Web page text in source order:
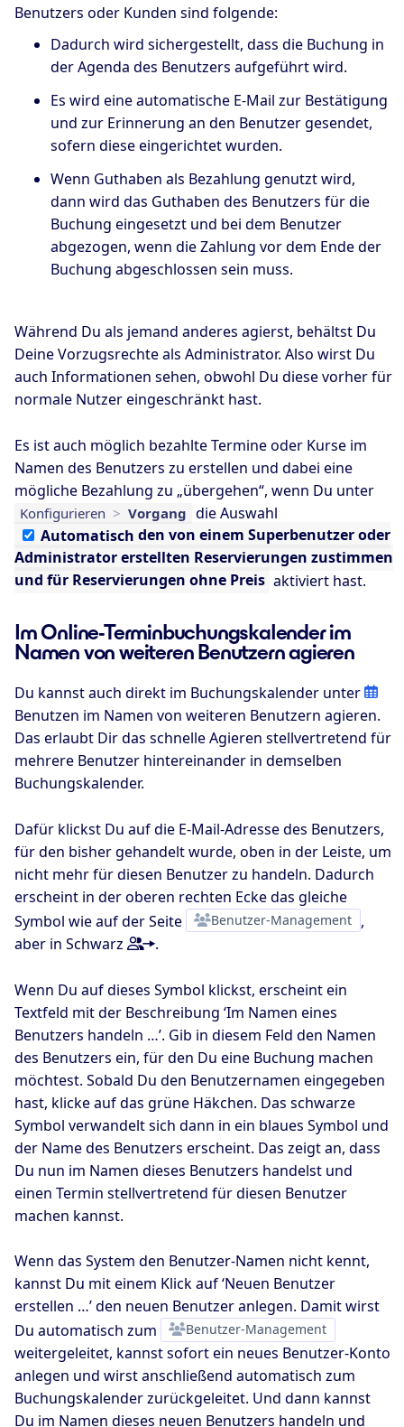
Benutzers oder Kunden sind folgende:
Dadurch wird sichergestellt, dass die Buchung in
der Agenda des Benutzers aufgeführt wird.
Es wird eine automatische E-Mail zur Bestätigung
und zur Erinnerung an den Benutzer gesendet,
sofern diese eingerichtet wurden.
Wenn Guthaben als Bezahlung genutzt wird,
dann wird das Guthaben des Benutzers für die
Buchung eingesetzt und bei dem Benutzer
abgezogen, wenn die Zahlung vor dem Ende der
Buchung abgeschlossen sein muss.
Während Du als jemand anderes agierst, behältst Du
Deine Vorzugsrechte als Administrator. Also wirst Du
auch Informationen sehen, obwohl Du diese vorher für
normale Nutzer eingeschränkt hast.
Es ist auch möglich bezahlte Termine oder Kurse im
Namen des Benutzers zu erstellen und dabei eine
mögliche Bezahlung zu „übergehen“, wenn Du unter
Konfigurieren > Vorgang die Auswahl
Automatisch den von einem Superbenutzer oder
Administrator erstellten Reservierungen zustimmen
und für Reservierungen ohne Preis aktiviert hast.
Im Online-Terminbuchungskalender im
Namen von weiteren Benutzern agieren
Du kannst auch direkt im Buchungskalender unter
Benutzen im Namen von weiteren Benutzern agieren.
Das erlaubt Dir das schnelle Agieren stellvertretend für
mehrere Benutzer hintereinander in demselben
Buchungskalender.
Dafür klickst Du auf die E-Mail-Adresse des Benutzers,
für den bisher gehandelt wurde, oben in der Leiste, um
nicht mehr für diesen Benutzer zu handeln. Dadurch
erscheint in der oberen rechten Ecke das gleiche
Symbol wie auf der Seite
Benutzer-Management ,
aber in Schwarz
.
Wenn Du auf dieses Symbol klickst, erscheint ein
Textfeld mit der Beschreibung ‘Im Namen eines
Benutzers handeln …’. Gib in diesem Feld den Namen
des Benutzers ein, für den Du eine Buchung machen
möchtest. Sobald Du den Benutzernamen eingegeben
hast, klicke auf das grüne Häkchen. Das schwarze
Symbol verwandelt sich dann in ein blaues Symbol und
der Name des Benutzers erscheint. Das zeigt an, dass
Du nun im Namen dieses Benutzers handelst und
einen Termin stellvertretend für diesen Benutzer
machen kannst.
Wenn das System den Benutzer-Namen nicht kennt,
kannst Du mit einem Klick auf ‘Neuen Benutzer
erstellen …’ den neuen Benutzer anlegen. Damit wirst
Du automatisch zum
Benutzer-Management
weitergeleitet, kannst sofort ein neues Benutzer-Konto
anlegen und wirst anschließend automatisch zum
Buchungskalender zurückgeleitet. Und dann kannst
Du im Namen dieses neuen Benutzers handeln und